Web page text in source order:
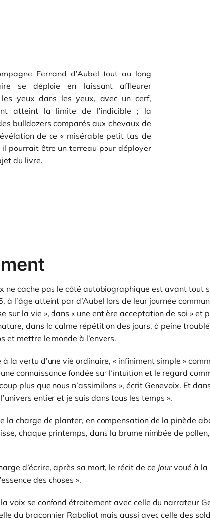
Fernand d’Aubel tout au long
se déploie en laissant affleurer
les yeux dans les yeux, avec un cerf,
atteint la limite de l’indicible ; la
bulldozers comparés aux chevaux de
de ce « misérable petit tas de
il pourrait être un terreau pour déployer
du livre.
ne cache pas le côté autobiographique est avant
à l’âge atteint par d’Aubel lors de leur journée
sur la vie », dans « une entière acceptation de soi » et
dans la calme répétition des jours, à peine
et mettre le monde à l’envers.
à la vertu d’une vie ordinaire, « infiniment simple »
connaissance fondée sur l’intuition et le regard
plus que nous n’assimilons », écrit Genevoix. Et
entier et je suis dans tous les temps ».
la charge de planter, en compensation de la pinède
chaque printemps, dans la brume nimbée de
d’écrire, après sa mort, le récit de ce Jourvoué à la
des choses ».
voix se confond étroitement avec celle du narrateur
du braconnier Raboliot mais aussi avec celle des